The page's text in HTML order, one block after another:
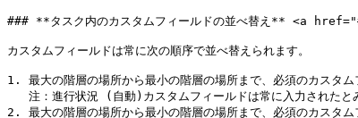
### **タスク内のカスタムフィールドの並べ替え** <a
カスタムフィールドは常に次の順序で並べ替えられます。
1. 最大の階層の場所から最小の階層の場所まで、必須のカスタ
2. 最大の階層の場所から最小の階層の場所まで、必須のカスタム